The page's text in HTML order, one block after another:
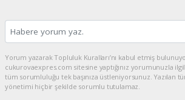
Yorum yazarak Topluluk Kuralları’nı kabul etmiş
cukurovaexpres.com sitesine yaptığınız yorumunuzla
tüm sorumluluğu tek başınıza üstleniyorsunuz. Yazılan
yönetimi hiçbir şekilde sorumlu tutulamaz.